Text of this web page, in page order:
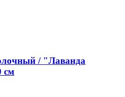
/ "Лаванда
см